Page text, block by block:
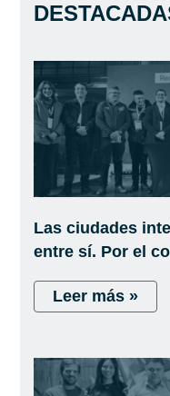
Las ciudades
entre sí. Por el
Leer más »